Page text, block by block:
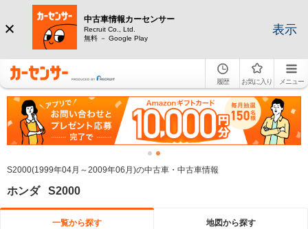
中古車情報カーセンサー
Recruit Co., Ltd.
無料 － Google Play
表示
履歴 お気に入り メニュー
S2000(1999年04月～2009年06月)の中古車・中古車情報
ホンダ S2000
一覧から探す 地図から探す